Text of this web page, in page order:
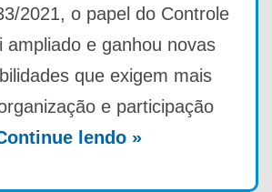
2021, o papel do Controle
ampliado e ganhou novas
que exigem mais
e participação
lendo »